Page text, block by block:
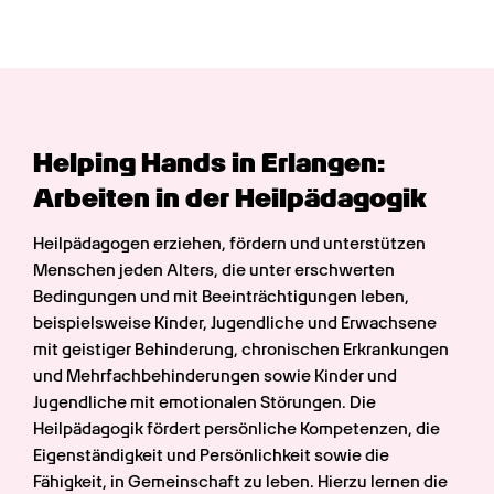
Helping Hands in Erlangen:
Arbeiten in der Heilpädagogik
Heilpädagogen erziehen, fördern und unterstützen
Menschen jeden Alters, die unter erschwerten
Bedingungen und mit Beeinträchtigungen leben,
beispielsweise Kinder, Jugendliche und Erwachsene
mit geistiger Behinderung, chronischen Erkrankungen
und Mehrfachbehinderungen sowie Kinder und
Jugendliche mit emotionalen Störungen. Die
Heilpädagogik fördert persönliche Kompetenzen, die
Eigenständigkeit und Persönlichkeit sowie die
Fähigkeit, in Gemeinschaft zu leben. Hierzu lernen die